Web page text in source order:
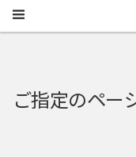
Skip Navigation
ご指定のペー